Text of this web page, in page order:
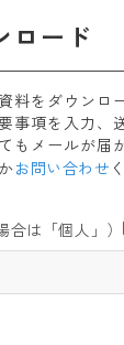
ロード
料をダウンロ
事項を入力、
もメールが届
お問い合わせ
合は「個人」）